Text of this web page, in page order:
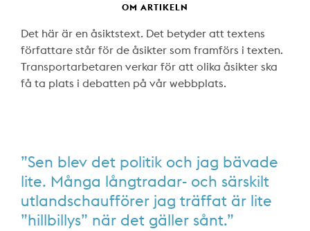
OM ARTIKELN
Det här är en åsiktstext. Det betyder att textens
författare står för de åsikter som framförs i texten.
Transportarbetaren verkar för att olika åsikter ska
få ta plats i debatten på vår webbplats.
”Sen blev det politik och jag bävade
lite. Många långtradar- och särskilt
utlandschaufförer jag träffat är lite
”hillbillys” när det gäller sånt.”